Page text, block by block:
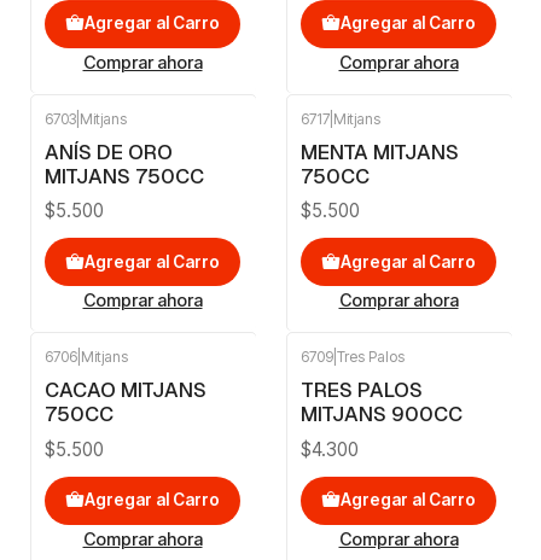
Agregar al Carro
Comprar ahora
Agregar al Carro
Comprar ahora
6703 Mitjans
ANÍS DE ORO
MITJANS 750CC
$5.500
Agregar al Carro
Comprar ahora
6717 Mitjans
MENTA MITJANS
750CC
$5.500
Agregar al Carro
Comprar ahora
6706 Mitjans
CACAO MITJANS
750CC
$5.500
Agregar al Carro
Comprar ahora
6709 Tres Palos
TRES PALOS
MITJANS 900CC
$4.300
Agregar al Carro
Comprar ahora